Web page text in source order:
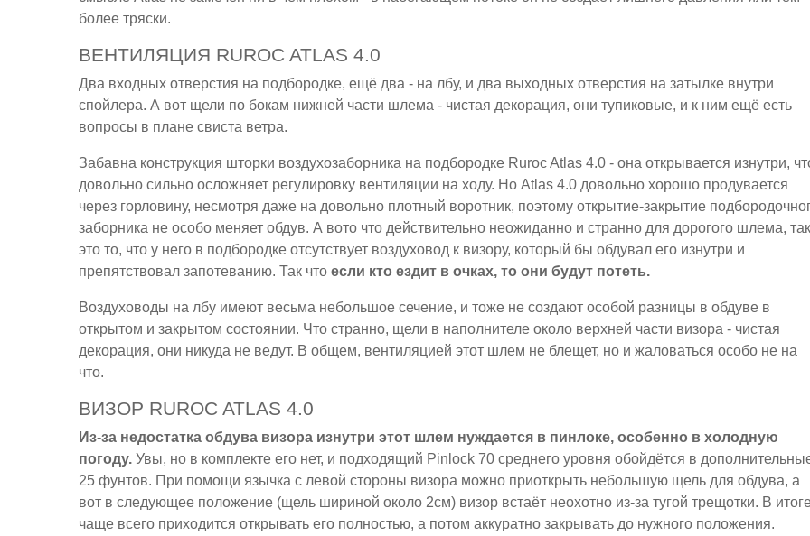
более тряски.
ВЕНТИЛЯЦИЯ RUROC ATLAS 4.0
Два входных отверстия на подбородке, ещё два - на лбу, и два выходных отверстия на затылке внутри
спойлера. А вот щели по бокам нижней части шлема - чистая декорация, они тупиковые, и к ним ещё есть
вопросы в плане свиста ветра.
Забавна конструкция шторки воздухозаборника на подбородке Ruroc Atlas 4.0 - она открывается изнутри,
довольно сильно осложняет регулировку вентиляции на ходу. Но Atlas 4.0 довольно хорошо продувается
через горловину, несмотря даже на довольно плотный воротник, поэтому открытие-закрытие
заборника не особо меняет обдув. А вото что действительно неожиданно и странно для дорогого шлема, так
это то, что у него в подбородке отсутствует воздуховод к визору, который бы обдувал его изнутри и
препятствовал запотеванию. Так что если кто ездит в очках, то они будут потеть.
Воздуховоды на лбу имеют весьма небольшое сечение, и тоже не создают особой разницы в обдуве в
открытом и закрытом состоянии. Что странно, щели в наполнителе около верхней части визора - чистая
декорация, они никуда не ведут. В общем, вентиляцией этот шлем не блещет, но и жаловаться особо не на
что.
ВИЗОР RUROC ATLAS 4.0
Из-за недостатка обдува визора изнутри этот шлем нуждается в пинлоке, особенно в холодную
погоду. Увы, но в комплекте его нет, и подходящий Pinlock 70 среднего уровня обойдётся в
25 фунтов. При помощи язычка с левой стороны визора можно приоткрыть небольшую щель для обдува, а
вот в следующее положение (щель шириной около 2см) визор встаёт неохотно из-за тугой трещотки. В
чаще всего приходится открывать его полностью, а потом аккуратно закрывать до нужного положения.